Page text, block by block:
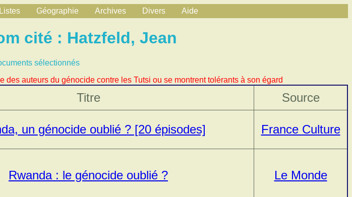
Listes Géographie Archives Divers Aide
cité : Hatzfeld, Jean
sélectionnés
auteurs du génocide contre les Tutsi ou se montrent tolérants à son égard
Titre Source
un génocide oublié ? [20 épisodes] France Culture
Rwanda : le génocide oublié ? Le Monde